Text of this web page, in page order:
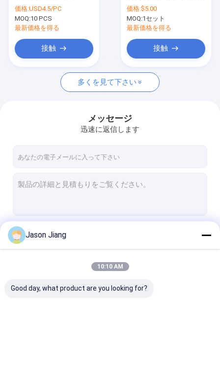
私達に連絡しなさい
ニュース
耐圧防爆LED高い湾ライト
耐圧防爆LEDの洪水ライト
耐圧防爆ジャンクション・ボックス
耐圧防爆PlugおよびSocket
価格:USD4.5/PC
MOQ:10 PCS
最新価格を得る
接触
価格:$5.00
MOQ:1セット
最新価格を得る
接触
多くを見て下さい
メッセージ
迅速に返信します
Jason Jiang
10:10 AM
Good day, what product are you looking for?